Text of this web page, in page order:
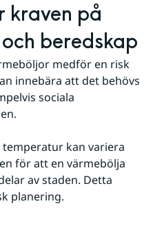
kraven på
beredskap
medför en risk
innebära att det behövs
sociala
kan variera
för att en värmebölja
av staden. Detta
planering.